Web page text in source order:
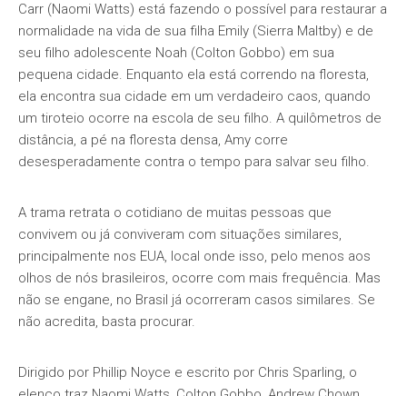
Carr (Naomi Watts) está fazendo o possível para restaurar a
normalidade na vida de sua filha Emily (Sierra Maltby) e de
seu filho adolescente Noah (Colton Gobbo) em sua
pequena cidade. Enquanto ela está correndo na floresta,
ela encontra sua cidade em um verdadeiro caos, quando
um tiroteio ocorre na escola de seu filho. A quilômetros de
distância, a pé na floresta densa, Amy corre
desesperadamente contra o tempo para salvar seu filho.
A trama retrata o cotidiano de muitas pessoas que
convivem ou já conviveram com situações similares,
principalmente nos EUA, local onde isso, pelo menos aos
olhos de nós brasileiros, ocorre com mais frequência. Mas
não se engane, no Brasil já ocorreram casos similares. Se
não acredita, basta procurar.
Dirigido por Phillip Noyce e escrito por Chris Sparling, o